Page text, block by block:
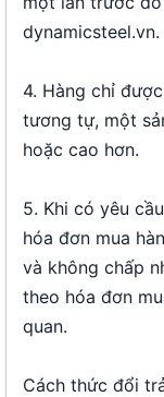
dynamicsteel.vn.
4. Hàng chỉ
tương tự, một
hoặc cao hơn.
5. Khi có yêu
hóa đơn mua
và không chấp
theo hóa đơn
quan.
Cách thức đổi